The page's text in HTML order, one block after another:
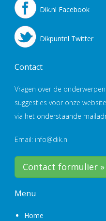
Dik.nl Facebook
Dikpuntnl Twitter
Contact
Vragen over de
suggesties voor onze
via het onderstaande
Email: info@dik.nl
Contact formulier »
Menu
Home